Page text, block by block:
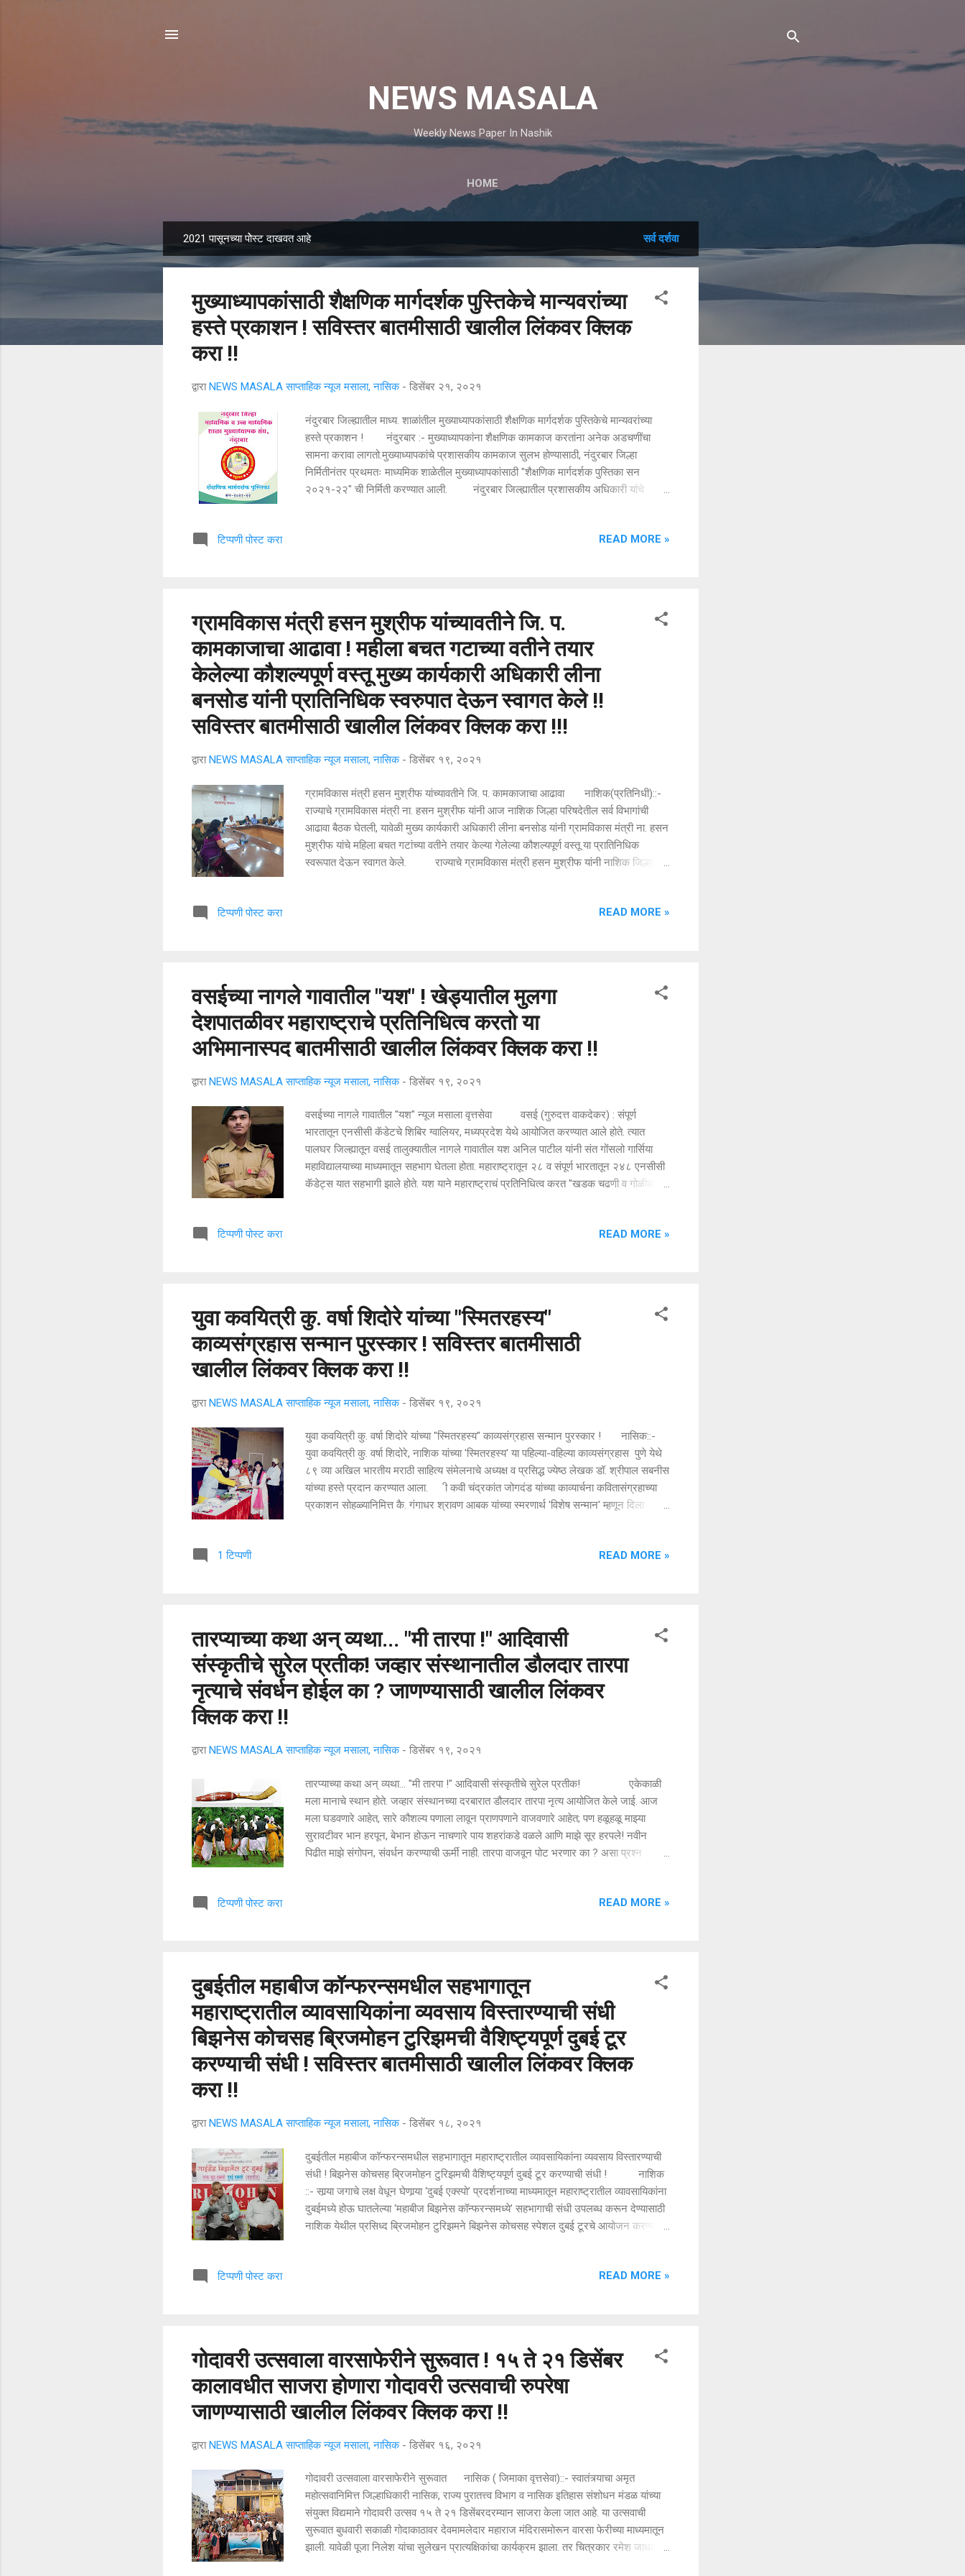
NEWS MASALA
Weekly News Paper In Nashik
HOME
स्ट्स
2021 पासूनच्या पोेस्ट दाखवत आहे सर्व दर्शवा
मुख्याध्यापकांसाठी शैक्षणिक मार्गदर्शक पुस्तिकेचे मान्यवरांच्या
हस्ते प्रकाशन ! सविस्तर बातमीसाठी खालील लिंकवर क्लिक
करा !!
द्वाराNEWS MASALA साप्ताहिक न्यूज मसाला, नासिक - डिसेंबर २१, २०२१
नंदुरबार जिल्ह्यातील माध्य. शाळांतील मुख्याध्यापकांसाठी शैक्षणिक मार्गदर्शक पुस्तिकेचे मान्यवरांच्या
हस्ते प्रकाशन ! नंदुरबार :- मुख्याध्यापकांना शैक्षणिक कामकाज करतांना अनेक अडचणींचा
सामना करावा लागतो.मुख्याध्यापकांचे प्रशासकीय कामकाज सुलभ होण्यासाठी, नंदुरबार जिल्हा
निर्मितीनंतर प्रथमतः माध्यमिक शाळेतील मुख्याध्यापकांसाठी "शैक्षणिक मार्गदर्शक पुस्तिका सन
२०२१-२२" ची निर्मिती करण्यात आली. नंदुरबार जिल्ह्यातील प्रशासकीय अधिकारी यांचे
प्रकार, मुख्याध्यापकांचे कर्तव्य व जबाबदाऱ्या, महत्वाचे शासन निर्णय व परिपत्रके अशा विविधांगी
टिप्पणी पोस्ट करा READ MORE »
ग्रामविकास मंत्री हसन मुश्रीफ यांच्यावतीने जि. प.
कामकाजाचा आढावा ! महीला बचत गटाच्या वतीने तयार
केलेल्या कौशल्यपूर्ण वस्तू मुख्य कार्यकारी अधिकारी लीना
बनसोड यांनी प्रातिनिधिक स्वरुपात देऊन स्वागत केले !!
सविस्तर बातमीसाठी खालील लिंकवर क्लिक करा !!!
द्वाराNEWS MASALA साप्ताहिक न्यूज मसाला, नासिक - डिसेंबर १९, २०२१
ग्रामविकास मंत्री हसन मुश्रीफ यांच्यावतीने जि. प. कामकाजाचा आढावा नाशिक(प्रतिनिधी)::-
राज्याचे ग्रामविकास मंत्री ना. हसन मुश्रीफ यांनी आज नाशिक जिल्हा परिषदेतील सर्व विभागांची
आढावा बैठक घेतली, यावेळी मुख्य कार्यकारी अधिकारी लीना बनसोड यांनी ग्रामविकास मंत्री ना. हसन
मुश्रीफ यांचे महिला बचत गटांच्या वतीने तयार केल्या गेलेल्या कौशल्यपूर्ण वस्तू या प्रातिनिधिक
स्वरूपात देऊन स्वागत केले. राज्याचे ग्रामविकास मंत्री हसन मुश्रीफ यांनी नाशिक जिल्हा
विकास योजनांसाठी केंद्र व राज्य शासनाचा किती निधी उपलब्ध आहे यातील खर्चित अखर्चित निधीची
टिप्पणी पोस्ट करा READ MORE »
वसईच्या नागले गावातील "यश" ! खेड्यातील मुलगा
देशपातळीवर महाराष्ट्राचे प्रतिनिधित्व करतो या
अभिमानास्पद बातमीसाठी खालील लिंकवर क्लिक करा !!
द्वाराNEWS MASALA साप्ताहिक न्यूज मसाला, नासिक - डिसेंबर १९, २०२१
वसईच्या नागले गावातील "यश" न्यूज मसाला वृत्तसेवा वसई (गुरुदत्त वाकदेकर) : संपूर्ण
भारतातून एनसीसी कॅडेटचे शिबिर ग्वालियर, मध्यप्रदेश येथे आयोजित करण्यात आले होते. त्यात
पालघर जिल्ह्यातून वसई तालुक्यातील नागले गावातील यश अनिल पाटील यांनी संत गोंसलो गार्सिया
महाविद्यालयाच्या माध्यमातून सहभाग घेतला होता. महाराष्ट्रातून २८ व संपूर्ण भारतातून २४८ एनसीसी
कॅडेट्स यात सहभागी झाले होते. यश याने महाराष्ट्राचं प्रतिनिधित्व करत "खडक चढणी व गोळीबार"
सिंग यांनी प्रेरणादायी विचार सर्व सहभागी एनसीसी कॅडेट्स समोर व्यक्त केले. सदरचे एनसीसी शिबिर
टिप्पणी पोस्ट करा READ MORE »
युवा कवयित्री कु. वर्षा शिदोरे यांच्या "स्मितरहस्य"
काव्यसंग्रहास सन्मान पुरस्कार ! सविस्तर बातमीसाठी
खालील लिंकवर क्लिक करा !!
द्वाराNEWS MASALA साप्ताहिक न्यूज मसाला, नासिक - डिसेंबर १९, २०२१
युवा कवयित्री कु. वर्षा शिदोरे यांच्या "स्मितरहस्य" काव्यसंग्रहास सन्मान पुरस्कार ! नासिक::-
युवा कवयित्री कु. वर्षा शिदोरे, नाशिक यांच्या 'स्मितरहस्य' या पहिल्या-वहिल्या काव्यसंग्रहास पुणे येथे
८९ व्या अखिल भारतीय मराठी साहित्य संमेलनाचे अध्यक्ष व प्रसिद्ध ज्येष्ठ लेखक डॉ. श्रीपाल सबनीस
यांच्या हस्ते प्रदान करण्यात आला. ी कवी चंद्रकांत जोगदंड यांच्या काव्यार्चना कवितासंग्रहाच्या
प्रकाशन सोहळ्यानिमित्त कै. गंगाधर श्रावण आबक यांच्या स्मरणार्थ 'विशेष सन्मान' म्हणून दिला
आनंदलेल्या सोहळ्याला थाटामाटात सुरुवात झाली. यावेळी व्यासपीठावर ज्येष्ठ ग्रामीण साहित्यिक व
1 टिप्पणी READ MORE »
तारप्याच्या कथा अन् व्यथा... "मी तारपा !" आदिवासी
संस्कृतीचे सुरेल प्रतीक! जव्हार संस्थानातील डौलदार तारपा
नृत्याचे संवर्धन होईल का ? जाणण्यासाठी खालील लिंकवर
क्लिक करा !!
द्वाराNEWS MASALA साप्ताहिक न्यूज मसाला, नासिक - डिसेंबर १९, २०२१
तारप्याच्या कथा अन् व्यथा... "मी तारपा !" आदिवासी संस्कृतीचे सुरेल प्रतीक! एकेकाळी
मला मानाचे स्थान होते. जव्हार संस्थानच्या दरबारात डौलदार तारपा नृत्य आयोजित केले जाई. आज
मला घडवणारे आहेत, सारे कौशल्य पणाला लावून प्राणपणाने वाजवणारे आहेत; पण हळूहळू माझ्या
सुरावटीवर भान हरपून, बेभान होऊन नाचणारे पाय शहरांकडे वळले आणि माझे सूर हरपले! नवीन
पिढीत माझे संगोपन, संवर्धन करण्याची ऊर्मी नाही. तारपा वाजवून पोट भरणार का ? असा प्रश्न
काळी' तारपा नावाचे वारली जमातीचे एक वाद्य होते, असे ऐकावे लागेल. ते टाळण्यासाठी आज मी माझी
टिप्पणी पोस्ट करा READ MORE »
दुबईतील महाबीज कॉन्फरन्समधील सहभागातून
महाराष्ट्रातील व्यावसायिकांना व्यवसाय विस्तारण्याची संधी
बिझनेस कोचसह ब्रिजमोहन टुरिझमची वैशिष्ट्यपूर्ण दुबई टूर
करण्याची संधी ! सविस्तर बातमीसाठी खालील लिंकवर क्लिक
करा !!
द्वाराNEWS MASALA साप्ताहिक न्यूज मसाला, नासिक - डिसेंबर १८, २०२१
दुबईतील महाबीज कॉन्फरन्समधील सहभागातून महाराष्ट्रातील व्यावसायिकांना व्यवसाय विस्तारण्याची
संधी ! बिझनेस कोचसह ब्रिजमोहन टुरिझमची वैशिष्ट्यपूर्ण दुबई टूर करण्याची संधी ! नाशिक
::- सार्‍या जगाचे लक्ष वेधून घेणार्‍या ‘दुबई एक्स्पो’ प्रदर्शनाच्या माध्यमातून महाराष्ट्रातील व्यावसायिकांना
दुबईमध्ये होऊ घातलेल्या ‘महाबीज बिझनेस कॉन्फरन्समध्ये’ सहभागाची संधी उपलब्ध करून देण्यासाठी
नाशिक येथील प्रसिध्द ब्रिजमोहन टुरिझमने बिझनेस कोचसह स्पेशल दुबई टूरचे आयोजन करण्यात
१७ फेब्रुवारी २०२२ रोजी ‘दुबई एस्न्पो’च्या माध्यमातून ‘गल्फ फूड फेअर’ या महत्त्वाच्या खाद्य-पेय
टिप्पणी पोस्ट करा READ MORE »
गोदावरी उत्सवाला वारसाफेरीने सुरूवात ! १५ ते २१ डिसेंबर
कालावधीत साजरा होणारा गोदावरी उत्सवाची रुपरेषा
जाणण्यासाठी खालील लिंकवर क्लिक करा !!
द्वाराNEWS MASALA साप्ताहिक न्यूज मसाला, नासिक - डिसेंबर १६, २०२१
गोदावरी उत्सवाला वारसाफेरीने सुरूवात नासिक ( जिमाका वृत्तसेवा)::- स्वातंत्र्याचा अमृत
महोत्सवानिमित्त जिल्हाधिकारी नासिक, राज्य पुरातत्त्व विभाग व नासिक इतिहास संशोधन मंडळ यांच्या
संयुक्त विद्यमाने गोदावरी उत्सव १५ ते २१ डिसेंबरदरम्यान साजरा केला जात आहे. या उत्सवाची
सुरूवात बुधवारी सकाळी गोदाकाठावर देवमामलेदार महाराज मंदिरासमोरून वारसा फेरीच्या माध्यमातून
झाली. यावेळी पूजा निलेश यांचा सुलेखन प्रात्यक्षिकांचा कार्यक्रम झाला. तर चित्रकार रमेश जाधव